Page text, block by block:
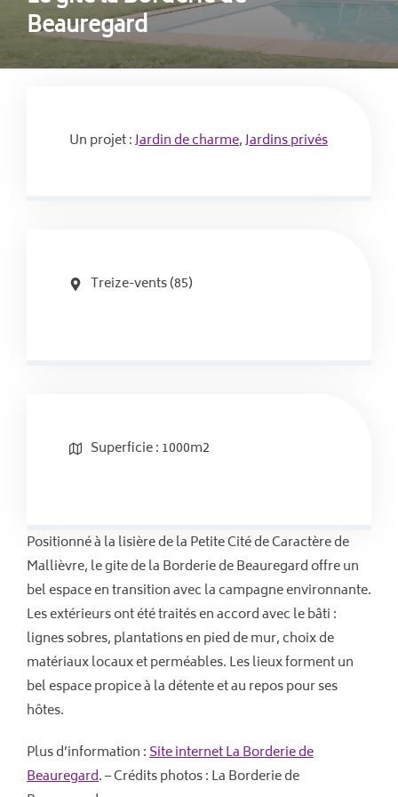
Beauregard
Un projet :Jardin de charme, Jardins privés
Treize-vents (85)
Superficie : 1000m2
Positionné à la lisière de la Petite Cité de Caractère de
Mallièvre, le gite de la Borderie de Beauregard offre un
bel espace en transition avec la campagne environnante.
Les extérieurs ont été traités en accord avec le bâti :
lignes sobres, plantations en pied de mur, choix de
matériaux locaux et perméables. Les lieux forment un
bel espace propice à la détente et au repos pour ses
hôtes.
Plus d’information :Site internet La Borderie de
Beauregard. – Crédits photos : La Borderie de